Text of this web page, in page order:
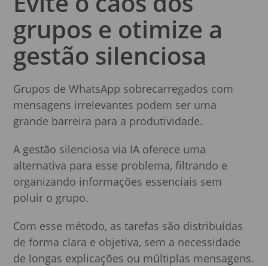
grupos e otimize a
gestão silenciosa
Grupos de WhatsApp sobrecarregados com
mensagens irrelevantes podem ser uma
grande barreira para a produtividade.
A gestão silenciosa via IA oferece uma
alternativa para esse problema, filtrando e
organizando informações essenciais sem
poluir o grupo.
Com esse método, as tarefas são distribuídas
de forma clara e objetiva, sem a necessidade
de longas explicações ou múltiplas mensagens.